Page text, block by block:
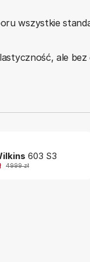
wszystkie
ale bez
603 S3
4999 zł